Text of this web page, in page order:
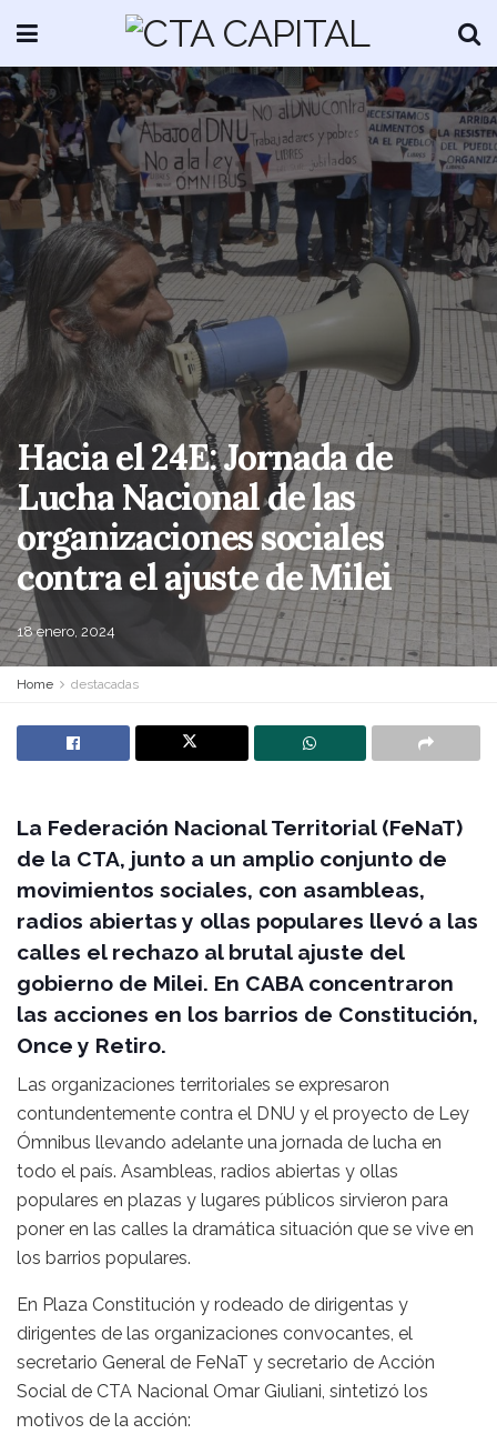
Hacia el 24E: Jornada de
Lucha Nacional de las
organizaciones sociales
contra el ajuste de Milei
18 enero, 2024
Home destacadas
La Federación Nacional Territorial (FeNaT)
de la CTA, junto a un amplio conjunto de
movimientos sociales, con asambleas,
radios abiertas y ollas populares llevó a las
calles el rechazo al brutal ajuste del
gobierno de Milei. En CABA concentraron
las acciones en los barrios de Constitución,
Once y Retiro.
Las organizaciones territoriales se expresaron
contundentemente contra el DNU y el proyecto de Ley
Ómnibus llevando adelante una jornada de lucha en
todo el país. Asambleas, radios abiertas y ollas
populares en plazas y lugares públicos sirvieron para
poner en las calles la dramática situación que se vive en
los barrios populares.
En Plaza Constitución y rodeado de dirigentas y
dirigentes de las organizaciones convocantes, el
secretario General de FeNaT y secretario de Acción
Social de CTA Nacional Omar Giuliani, sintetizó los
motivos de la acción: